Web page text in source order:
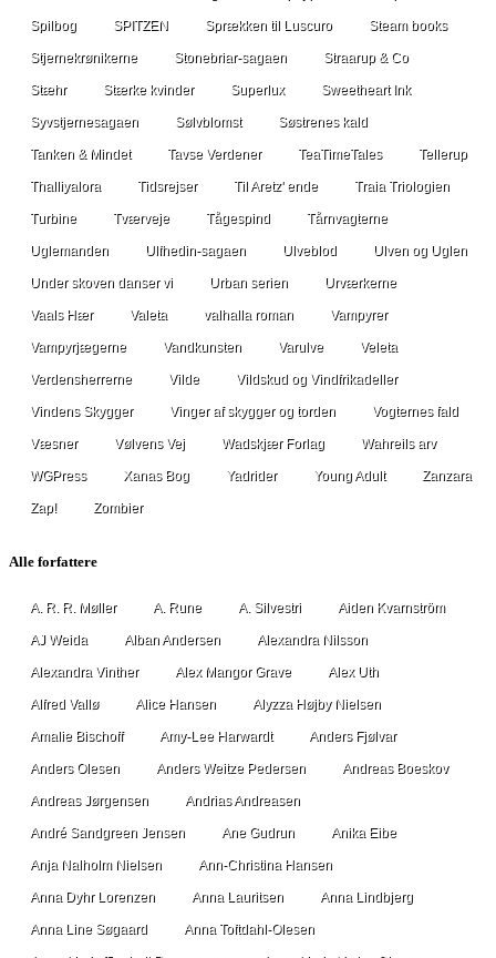
Spilbog SPITZEN Sprækken til Luscuro Steam books
Stjernekrønikerne Stonebriar-sagaen Straarup & Co
Stæhr Stærke kvinder Superlux Sweetheart Ink
Syvstjernesagaen Sølvblomst Søstrenes kald
Tanken & Mindet Tavse Verdener TeaTimeTales Tellerup
Thalliyalora Tidsrejser Til Aretz' ende Traia Triologien
Turbine Tværveje Tågespind Tårnvagterne
Uglemanden Ulfhedin-sagaen Ulveblod Ulven og Uglen
Under skoven danser vi Urban serien Urværkerne
Vaals Hær Valeta valhalla roman Vampyrer
Vampyrjægerne Vandkunsten Varulve Veleta
Verdensherrerne Vilde Vildskud og Vindfrikadeller
Vindens Skygger Vinger af skygger og torden Vogternes fald
Væsner Vølvens Vej Wadskjær Forlag Wahreils arv
WGPress Xanas Bog Yadrider Young Adult Zanzara
Zap! Zombier
Alle forfattere
A. R. R. Møller A. Rune A. Silvestri Aiden Kvarnström
AJ Weida Alban Andersen Alexandra Nilsson
Alexandra Vinther Alex Mangor Grave Alex Uth
Alfred Vallø Alice Hansen Alyzza Højby Nielsen
Amalie Bischoff Amy-Lee Harwardt Anders Fjølvar
Anders Olesen Anders Weitze Pedersen Andreas Boeskov
Andreas Jørgensen Andrias Andreasen
André Sandgreen Jensen Ane Gudrun Anika Eibe
Anja Nalholm Nielsen Ann-Christina Hansen
Anna Dyhr Lorenzen Anna Lauritsen Anna Lindbjerg
Anna Line Søgaard Anna Toftdahl-Olesen